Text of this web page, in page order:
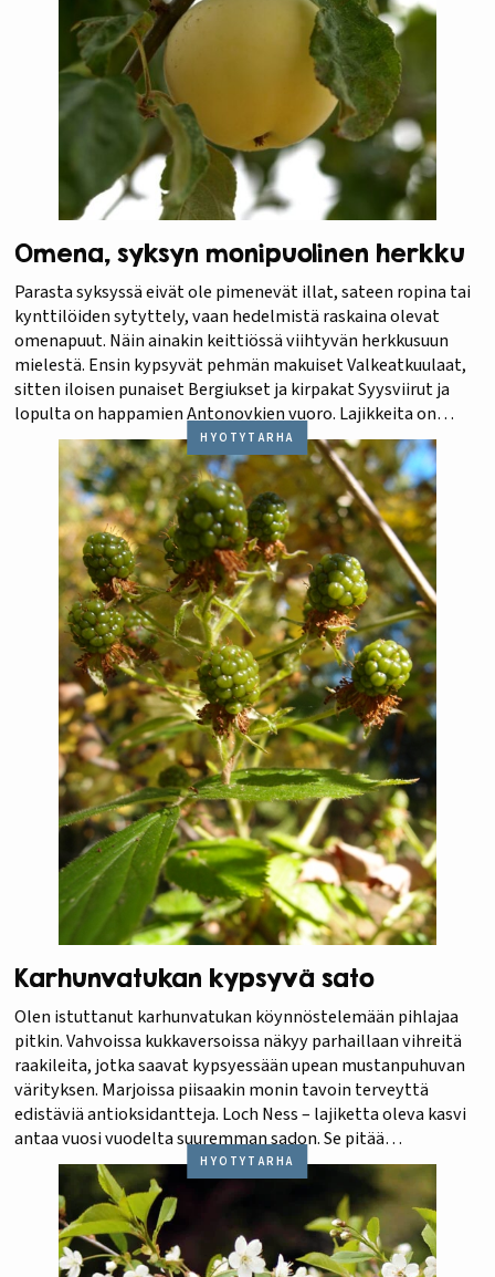
Omena, syksyn monipuolinen herkku
Parasta syksyssä eivät ole pimenevät illat, sateen ropina tai
kynttilöiden sytyttely, vaan hedelmistä raskaina olevat
omenapuut. Näin ainakin keittiössä viihtyvän herkkusuun
mielestä. Ensin kypsyvät pehmän makuiset Valkeatkuulaat,
sitten iloisen punaiset Bergiukset ja kirpakat Syysviirut ja
lopulta on happamien Antonovkien vuoro. Lajikkeita on
valtavasti, ja jokaisella on oma käyttötapansa. Yksi maistuu
parhaimmalta suoraan puusta poimittuna, toinen…
HYÖTYTARHA
Karhunvatukan kypsyvä sato
Olen istuttanut karhunvatukan köynnöstelemään pihlajaa
pitkin. Vahvoissa kukkaversoissa näkyy parhaillaan vihreitä
raakileita, jotka saavat kypsyessään upean mustanpuhuvan
värityksen. Marjoissa piisaakin monin tavoin terveyttä
edistäviä antioksidantteja. Loch Ness – lajiketta oleva kasvi
antaa vuosi vuodelta suuremman sadon. Se pitää
vahvahkosta maasta, joka ennen kaikkea pidättää sopivasti
kosteutta.
HYÖTYTARHA